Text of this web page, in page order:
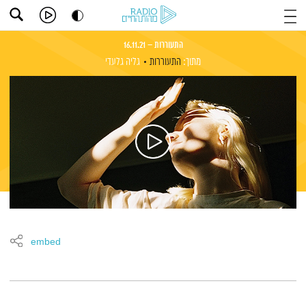
התעוררות – 16.11.21
מתוך: התעוררות גליה גלעדי
embed